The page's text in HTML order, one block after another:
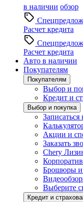
в наличии обзор
Расчет кредита
Расчет кредита
Авто в наличии
Покупателям
Покупателям
Выбор и
Кредит и
Выбор и покупка
Записаться
Акции и
Заказать
Chery
Брошюры и
Выберите
Кредит и